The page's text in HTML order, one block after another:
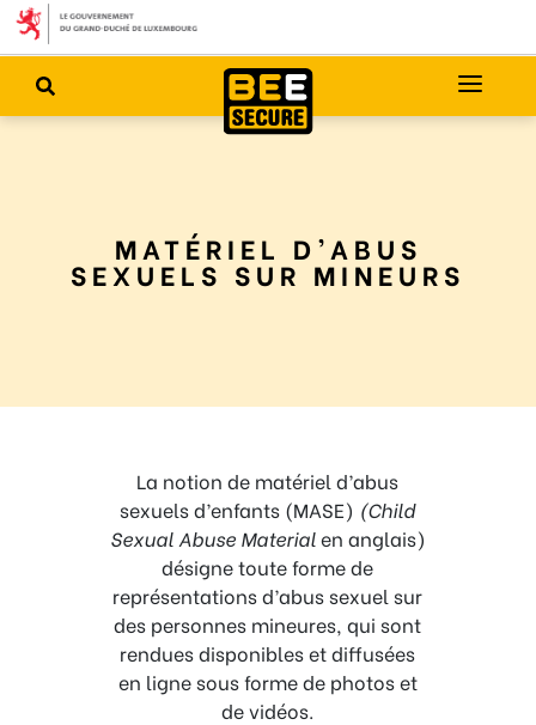
MATÉRIEL D’ABUS
SEXUELS SUR MINEURS
La notion de matériel d’abus
sexuels d’enfants (MASE) (Child
Sexual Abuse Materialen anglais)
désigne toute forme de
représentations d’abus sexuel sur
des personnes mineures, qui sont
rendues disponibles et diffusées
en ligne sous forme de photos et
de vidéos.